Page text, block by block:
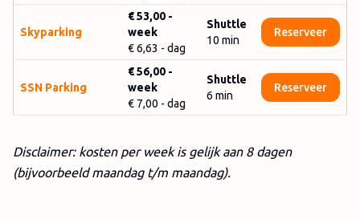
Skyparking
€ 53,00 -
week
€ 6,63 - dag
Shuttle
10 min
Reserveer
SSN Parking
€ 56,00 -
week
€ 7,00 - dag
Shuttle
6 min
Reserveer
Disclaimer: kosten per week is gelijk aan 8 dagen
(bijvoorbeeld maandag t/m maandag).